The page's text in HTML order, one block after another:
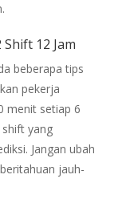
12 Jam
beberapa tips
pekerja
menit setiap 6
yang
Jangan ubah
jauh-